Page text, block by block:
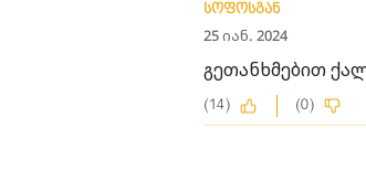
სოფოსგან
25 იან. 2024
გეთანხმებით
(14) (0)